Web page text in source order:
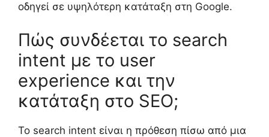
οδηγεί σε υψηλότερη κατάταξη στη Google.
Πώς συνδέεται το search
intent με το user
experience και την
κατάταξη στο SEO;
Το search intent είναι η πρόθεση πίσω από μια